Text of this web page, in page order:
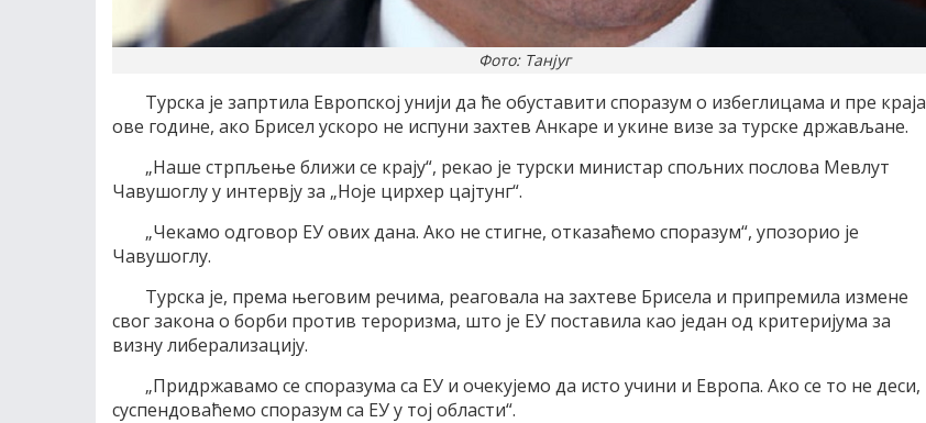
Фото: Танјуг
Турска је запртила Европској унији да ће обуставити споразум о избеглицама и пре краја
ове године, ако Брисел ускоро не испуни захтев Анкаре и укине визе за турске држављане.
„Наше стрпљење ближи се крају“, рекао је турски министар спољних послова Мевлут
Чавушоглу у интервју за „Ноје цирхер цајтунг“.
„Чекамо одговор ЕУ ових дана. Ако не стигне, отказаћемо споразум“, упозорио је
Чавушоглу.
Турска је, према његовим речима, реаговала на захтеве Брисела и припремила измене
свог закона о борби против тероризма, што је ЕУ поставила као један од критеријума за
визну либерализацију.
„Придржавамо се споразума са ЕУ и очекујемо да исто учини и Европа. Ако се то не деси,
суспендоваћемо споразум са ЕУ у тој области“.